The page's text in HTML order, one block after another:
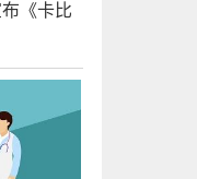
《卡比